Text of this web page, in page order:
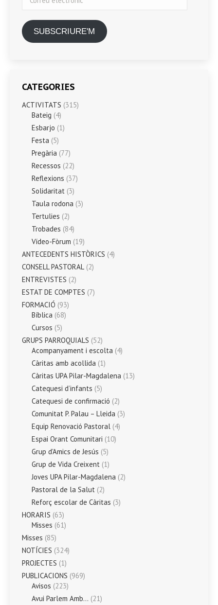
electrònic
SUBSCRIURE'M
CATEGORIES
ACTIVITATS (315)
Bateig (4)
Esbarjo (1)
Festa (5)
Pregària (77)
Recessos (22)
Reflexions (37)
Solidaritat (3)
Taula rodona (3)
Tertulies (2)
Trobades (84)
Vídeo-Fòrum (19)
ANTECEDENTS HISTÒRICS (4)
CONSELL PASTORAL (2)
ENTREVISTES (2)
ESTAT DE COMPTES (7)
FORMACIÓ (93)
Bíblica (68)
Cursos (5)
GRUPS PARROQUIALS (52)
Acompanyament i escolta (4)
Càritas amb acollida (1)
Càritas UPA Pilar-Magdalena (13)
Catequesi d’infants (5)
Catequesi de confirmació (2)
Comunitat P. Palau – Lleida (3)
Equip Renovació Pastoral (4)
Espai Orant Comunitari (10)
Grup d'Amics de Jesús (5)
Grup de Vida Creixent (1)
Joves UPA Pilar-Magdalena (2)
Pastoral de la Salut (2)
Reforç escolar de Càritas (3)
HORARIS (63)
Misses (61)
Misses (85)
NOTÍCIES (324)
PROJECTES (1)
PUBLICACIONS (969)
Avisos (223)
Avui Parlem Amb… (21)